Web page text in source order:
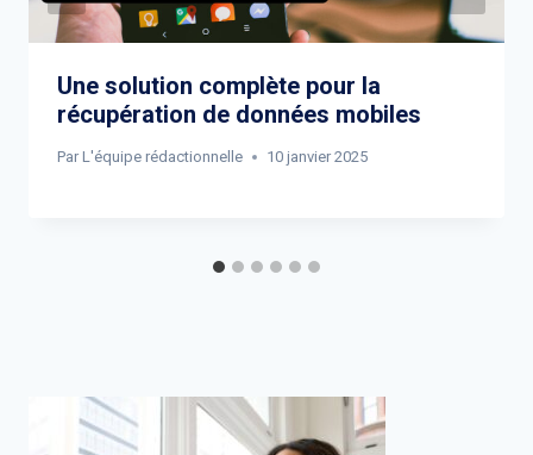
Une solution complète pour la
récupération de données mobiles
Par L'équipe rédactionnelle 10 janvier 2025